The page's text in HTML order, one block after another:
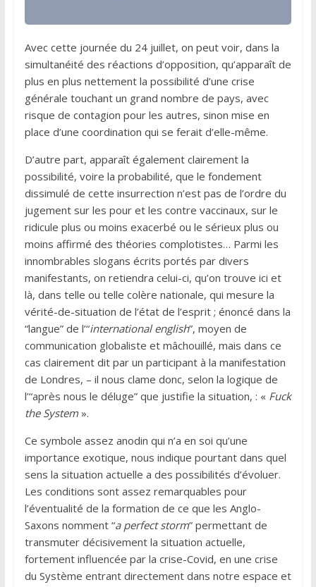
Avec cette journée du 24 juillet, on peut voir, dans la
simultanéité des réactions d’opposition, qu’apparaît de
plus en plus nettement la possibilité d’une crise
générale touchant un grand nombre de pays, avec
risque de contagion pour les autres, sinon mise en
place d’une coordination qui se ferait d’elle-même.
D’autre part, apparaît également clairement la
possibilité, voire la probabilité, que le fondement
dissimulé de cette insurrection n’est pas de l’ordre du
jugement sur les pour et les contre vaccinaux, sur le
ridicule plus ou moins exacerbé ou le sérieux plus ou
moins affirmé des théories complotistes… Parmi les
innombrables slogans écrits portés par divers
manifestants, on retiendra celui-ci, qu’on trouve ici et
là, dans telle ou telle colère nationale, qui mesure la
vérité-de-situation de l’état de l’esprit ; énoncé dans la
“langue” de l’“international english”, moyen de
communication globaliste et mâchouillé, mais dans ce
cas clairement dit par un participant à la manifestation
de Londres, – il nous clame donc, selon la logique de
l’“après nous le déluge” que justifie la situation, : « Fuck
the System».
Ce symbole assez anodin qui n’a en soi qu’une
importance exotique, nous indique pourtant dans quel
sens la situation actuelle a des possibilités d’évoluer.
Les conditions sont assez remarquables pour
l’éventualité de la formation de ce que les Anglo-
Saxons nomment “a perfect storm” permettant de
transmuter décisivement la situation actuelle,
fortement influencée par la crise-Covid, en une crise
du Système entrant directement dans notre espace et